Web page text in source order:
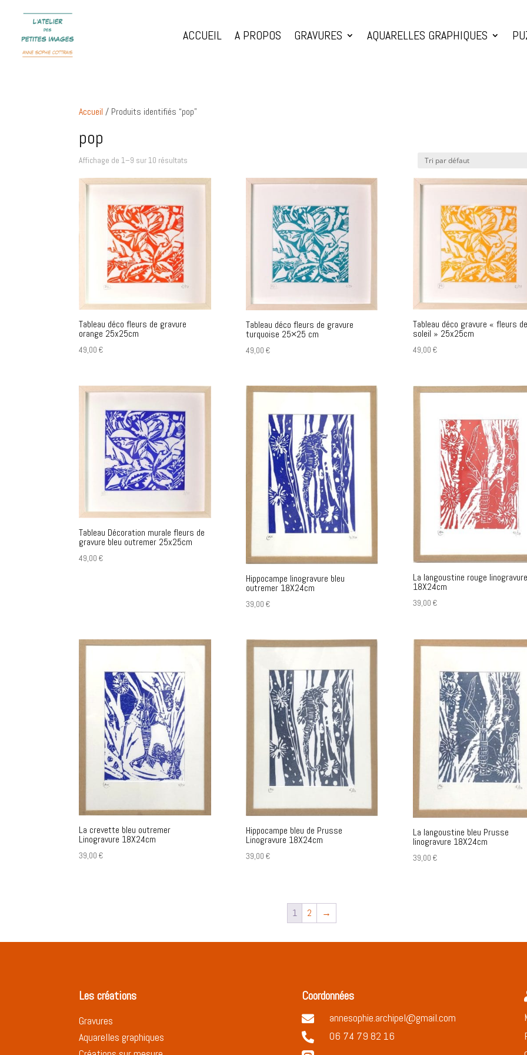
ACCUEIL A PROPOS GRAVURES AQUARELLES GRAPHIQUES
Accueil / Produits identifiés “pop”
pop
Affichage de 1–9 sur 10 résultats
Tableau déco fleurs de gravure
orange 25x25cm
49,00€
Tableau déco fleurs de gravure
turquoise 25×25 cm
49,00 €
Tableau déco gravure « fleurs de
soleil » 25x25cm
49,00 €
Tableau Décoration murale fleurs de
gravure bleu outremer 25x25cm
49,00€
Hippocampe linogravure bleu
outremer 18X24cm
39,00 €
La langoustine rouge linogravure
18X24cm
39,00 €
La crevette bleu outremer
Linogravure 18X24cm
39,00€
Hippocampe bleu de Prusse
Linogravure 18X24cm
39,00 €
La langoustine bleu Prusse
linogravure 18X24cm
39,00 €
1 2 →
Les créations
Gravures
Aquarelles graphiques
Coordonnées
 annesophie.archipel@gmail.com
 06 74 79 82 16